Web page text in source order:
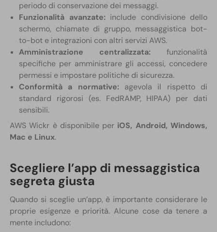
periodo di conservazione dei messaggi.
Funzionalità avanzate: include condivisione dello
schermo, chiamate di gruppo, messaggistica bot-
to-bot e integrazioni con altri servizi AWS.
Amministrazione centralizzata: funzionalità
specifiche per amministrare gli accessi, concedere
permessi e impostare politiche di sicurezza.
Conformità a normative: agevola il rispetto di
standard rigorosi (es. FedRAMP, HIPAA) per dati
sensibili.
AWS Wickr è disponibile per iOS, Android, Windows,
Mac e Linux.
Scegliere l’app di messaggistica
segreta giusta
Quando si sceglie un’app, è importante considerare le
proprie esigenze e priorità. Alcune cose da tenere a
mente includono: